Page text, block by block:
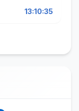
13:10:35